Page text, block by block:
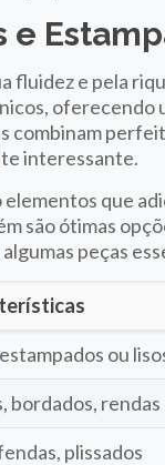
e
fluidez e pela
oferecendo
combinam
interessante.
que
são ótimas
peças
ou
bordados, rendas
plissados